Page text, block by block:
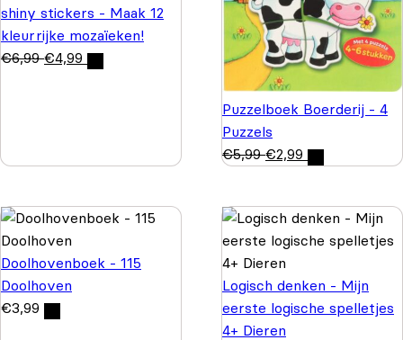
shiny stickers - Maak 12
kleurrijke mozaïeken!
€6,99 €4,99
Puzzelboek Boerderij - 4
Puzzels
€5,99 €2,99
Doolhovenboek - 115
Doolhoven
€3,99
Logisch denken - Mijn
eerste logische spelletjes
4+ Dieren